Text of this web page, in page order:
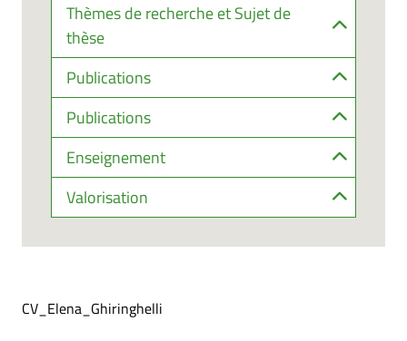
Thèmes de recherche et Sujet de
thèse
Publications
Publications
Enseignement
Valorisation
CV_Elena_Ghiringhelli